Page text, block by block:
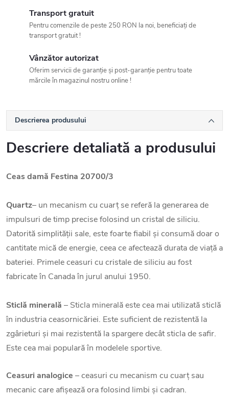
Transport gratuit
Pentru comenzile de peste 250 RON la noi, beneficiați de
transport gratuit !
Vânzător autorizat
Oferim servicii de garanție și post-garanție pentru toate
mărcile în magazinul nostru online !
Descrierea produsului
Descriere detaliată a produsului
Ceas damă Festina 20700/3
Quartz– un mecanism cu cuarț se referă la generarea de
impulsuri de timp precise folosind un cristal de siliciu.
Datorită simplității sale, este foarte fiabil și consumă doar o
cantitate mică de energie, ceea ce afectează durata de viață a
bateriei. Primele ceasuri cu cristale de siliciu au fost
fabricate în Canada în jurul anului 1950.
Sticlă minerală – Sticla minerală este cea mai utilizată sticlă
în industria ceasornicăriei. Este suficient de rezistentă la
zgârieturi și mai rezistentă la spargere decât sticla de safir.
Este cea mai populară în modelele sportive.
Ceasuri analogice – ceasuri cu mecanism cu cuarț sau
mecanic care afișează ora folosind limbi și cadran.